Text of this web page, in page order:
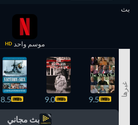
بث
موسم واحد HD
غيرها
9.5
9.0
8.5
بث مجاني